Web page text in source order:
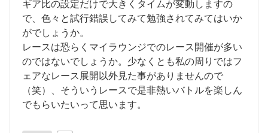
ギア比の設定だけで大きくタイムが変動しますの
で、色々と試行錯誤してみて勉強されてみてはいか
がでしょうか。
レースは恐らくマイラウンジでのレース開催が多い
のではないでしょうか。少なくとも私の周りではフ
ェアなレース展開以外見た事がありませんので
（笑）、そういうレースで是非熱いバトルを楽しん
でもらいたいって思います。